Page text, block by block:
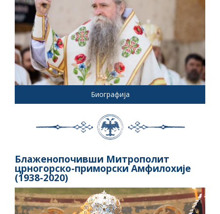
Биографија
Блаженопочивши Митрополит
црногорско-приморски Амфилохије
(1938-2020)